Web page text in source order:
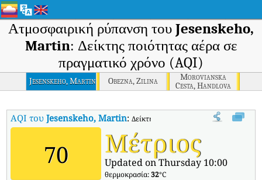
Ατμοσφαιρική ρύπανση του Jesenskeho,
Martin: Δείκτης ποιότητας αέρα σε
πραγματικό χρόνο (AQI)
Jesenskeho, Martin Obezna, Zilina
Morovianska
Cesta, Handlova
AQI τουJesenskeho, Martin:Δείκτης ποιότητας αέρα σε
70 Μέτριος
Updated on Thursday 10:00
θερμοκρασία:32°C